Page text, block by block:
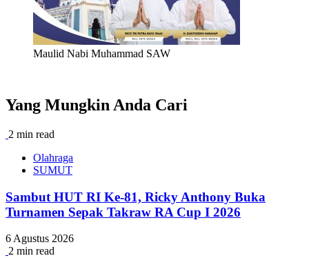
Maulid Nabi Muhammad SAW
Yang Mungkin Anda Cari
2 min read
Olahraga
SUMUT
Sambut HUT RI Ke-81, Ricky Anthony Buka
Turnamen Sepak Takraw RA Cup I 2026
6 Agustus 2026
2 min read